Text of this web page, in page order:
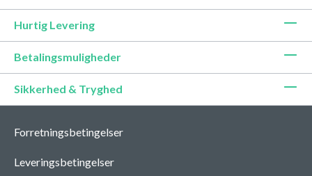
Hurtig Levering
Betalingsmuligheder
Sikkerhed & Tryghed
Forretningsbetingelser
Leveringsbetingelser